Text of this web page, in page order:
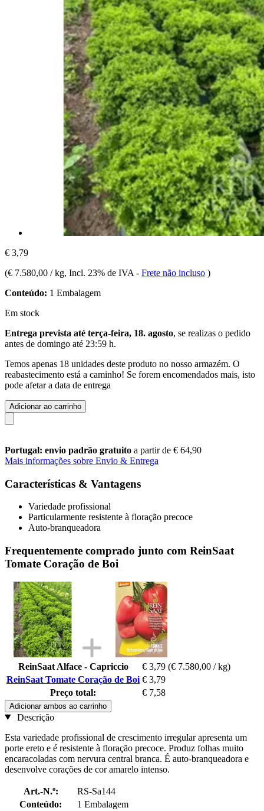
€ 3,79
(€ 7.580,00 / kg, Incl. 23% de IVA - Frete não incluso )
Conteúdo: 1 Embalagem
Em stock
Entrega prevista até terça-feira, 18. agosto, se realizas o pedido
antes de domingo até 23:59 h.
Temos apenas 18 unidades deste produto no nosso armazém. O
reabastecimento está a caminho! Se forem encomendados mais, isto
pode afetar a data de entrega
Adicionar ao carrinho
Portugal: envio padrão gratuito a partir de € 64,90
Mais informações sobre Envio & Entrega
Características & Vantagens
Variedade profissional
Particularmente resistente à floração precoce
Auto-branqueadora
Frequentemente comprado junto com ReinSaat
Tomate Coração de Boi
ReinSaat Alface - Capriccio € 3,79 (€ 7.580,00 / kg)
ReinSaat Tomate Coração de Boi € 3,79
Preço total:
€ 7,58
Adicionar ambos ao carrinho
Descrição
Esta variedade profissional de crescimento irregular apresenta um
porte ereto e é resistente à floração precoce. Produz folhas muito
encaracoladas com nervura central branca. É auto-branqueadora e
desenvolve corações de cor amarelo intenso.
Art.-N.º:
RS-Sa144
Conteúdo:
1 Embalagem